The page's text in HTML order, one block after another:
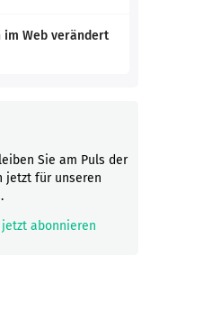
im Web verändert
Sie am Puls der
jetzt für unseren
abonnieren